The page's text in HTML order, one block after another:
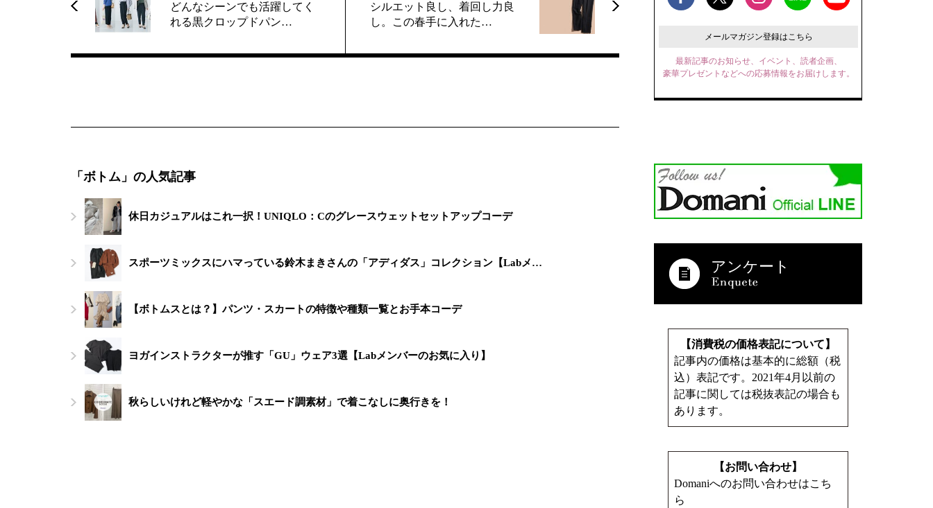
どんなシーンでも活躍してく
れる黒クロップドパン…
シルエット良し、着回し力良
し。この春手に入れた…
「ボトム」の人気記事
休日カジュアルはこれ一択！UNIQLO：Cのグレースウェットセットアップコーデ
スポーツミックスにハマっている鈴木まきさんの「アディダス」コレクション【Labメ…
【ボトムスとは？】パンツ・スカートの特徴や種類一覧とお手本コーデ
ヨガインストラクターが推す「GU」ウェア3選【Labメンバーのお気に入り】
秋らしいけれど軽やかな「スエード調素材」で着こなしに奥行きを！
メールマガジン登録はこちら
最新記事のお知らせ、イベント、読者企画、
豪華プレゼントなどへの応募情報をお届けします。
アンケート
【消費税の価格表記について】
記事内の価格は基本的に総額（税
込）表記です。2021年4月以前の
記事に関しては税抜表記の場合も
あります。
【お問い合わせ】
Domaniへのお問い合わせはこち
ら